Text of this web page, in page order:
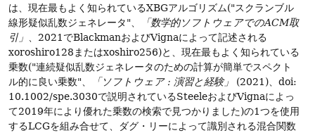
は、現在最もよく知られているXBGアルゴリズム("スクランブル
線形疑似乱数ジェネレータ"、
「数学的ソフトウェアでのACM取
引」 、2021でBlackmanおよびVignaによって記述される
xoroshiro128またはxoshiro256)と、現在最もよく知られている
乗数("連続疑似乱数ジェネレータのための計算が簡単でスペクト
ル的に良い乗数"、
「ソフトウェア : 演習と経験」
(2021)、doi:
10.1002/spe.3030で説明されているSteeleおよびVignaによっ
て2019年により優れた乗数の検索で見つかりました)の1つを使用
するLCGを組み合せて、ダグ・リーによって識別される混合関数